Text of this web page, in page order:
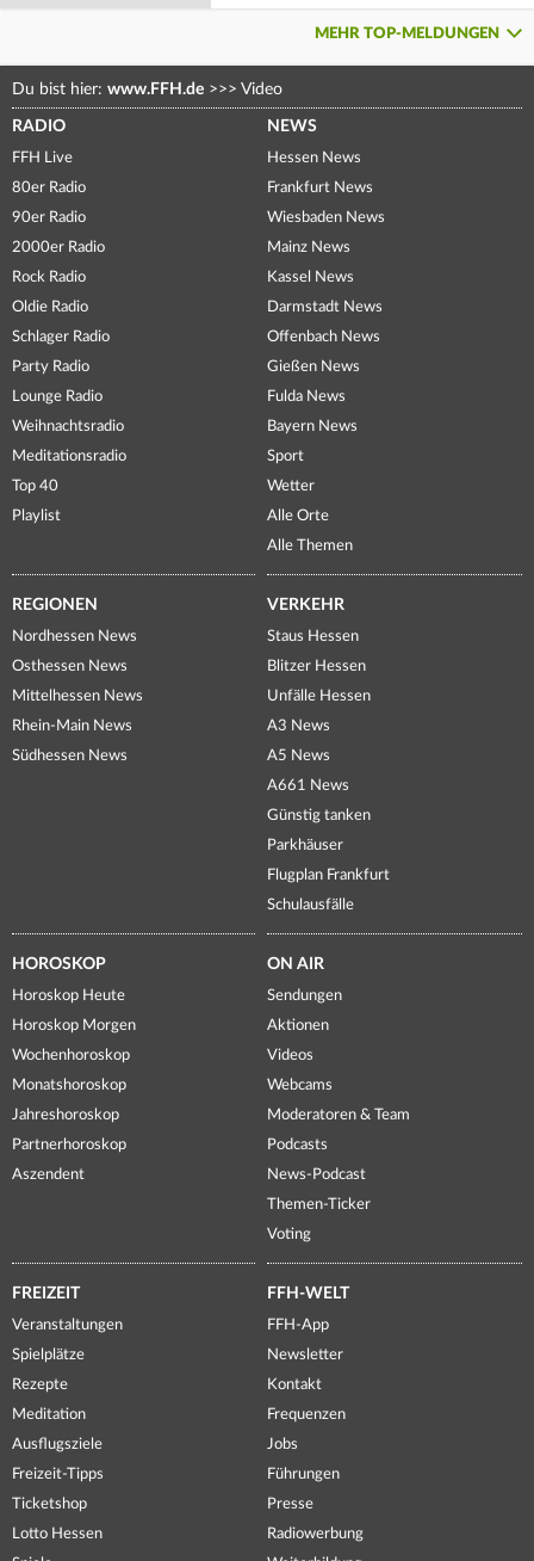
MEHR TOP-MELDUNGEN
Du bist hier: www.FFH.de >>> Video
RADIO
FFH Live
80er Radio
90er Radio
2000er Radio
Rock Radio
Oldie Radio
Schlager Radio
Party Radio
Lounge Radio
Weihnachtsradio
Meditationsradio
Top 40
Playlist
NEWS
Hessen News
Frankfurt News
Wiesbaden News
Mainz News
Kassel News
Darmstadt News
Offenbach News
Gießen News
Fulda News
Bayern News
Sport
Wetter
Alle Orte
Alle Themen
REGIONEN
Nordhessen News
Osthessen News
Mittelhessen News
Rhein-Main News
Südhessen News
VERKEHR
Staus Hessen
Blitzer Hessen
Unfälle Hessen
A3 News
A5 News
A661 News
Günstig tanken
Parkhäuser
Flugplan Frankfurt
Schulausfälle
HOROSKOP
Horoskop Heute
Horoskop Morgen
Wochenhoroskop
Monatshoroskop
Jahreshoroskop
Partnerhoroskop
Aszendent
ON AIR
Sendungen
Aktionen
Videos
Webcams
Moderatoren & Team
Podcasts
News-Podcast
Themen-Ticker
Voting
FREIZEIT
Veranstaltungen
Spielplätze
Rezepte
Meditation
Ausflugsziele
Freizeit-Tipps
Ticketshop
Lotto Hessen
FFH-WELT
FFH-App
Newsletter
Kontakt
Frequenzen
Jobs
Führungen
Presse
Radiowerbung